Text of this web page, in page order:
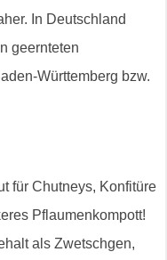
In Deutschland
geernteten
Württemberg bzw.
für Chutneys, Konfitüre
Pflaumenkompott!
als Zwetschgen,